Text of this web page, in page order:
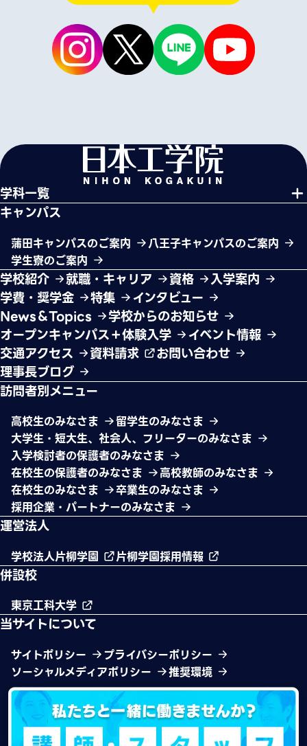
学科一覧
キャンパス
蒲田キャンパスのご案内
八王子キャンパスのご案内
学生寮のご案内
学校紹介 就職・キャリア 資格
入学案内
学費・奨学金
特集
インタビュー
News＆Topics
学校からのお知らせ
オープンキャンパス＋体験入学
イベント情報
交通アクセス
資料請求
お問い合わせ
理事長ブログ
訪問者別メニュー
高校生のみなさま
留学生のみなさま
大学生・短大生、社会人、フリーターのみなさま
入学検討者の保護者のみなさま
在校生の保護者のみなさま
高校教師のみなさま
在校生のみなさま
卒業生のみなさま
採用企業・パートナーのみなさま
運営法人
学校法人片柳学園 片柳学園採用情報
併設校
東京工科大学
当サイトについて
サイトポリシー
プライバシーポリシー
ソーシャルメディアポリシー
推奨環境